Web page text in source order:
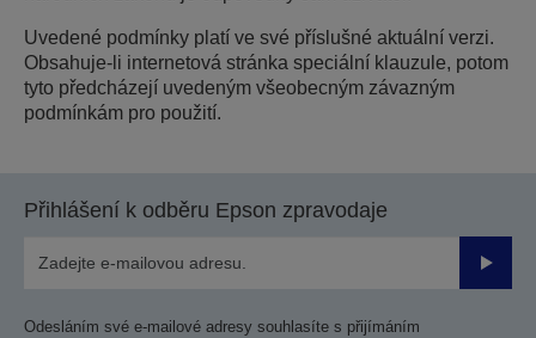
Uvedené podmínky platí ve své příslušné aktuální verzi.
Obsahuje-li internetová stránka speciální klauzule, potom
tyto předcházejí uvedeným všeobecným závazným
podmínkám pro použití.
Přihlášení k odběru Epson zpravodaje
Odesláním své e-mailové adresy souhlasíte s přijímáním